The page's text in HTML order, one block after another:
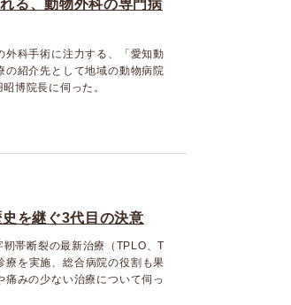
る、動物外科の専門病
外科手術に注力する、「愛知動
の紹介先として地域の動物病院
博院長に伺った。
を継ぐ3代目の決意
帯断裂の最新治療（TPLO、T
療を実施、総合病院の役割も果
みの少ない治療について伺っ